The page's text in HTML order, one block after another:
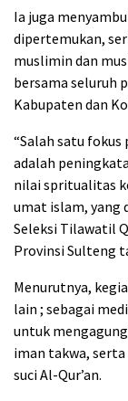
Ia juga
dipertemukan,
muslimin dan
bersama seluruh
Kabupaten dan
“Salah satu fokus
adalah
nilai spritualitas
umat islam, yang
Seleksi Tilawatil
Provinsi Sulteng
Menurutnya,
lain ; sebagai
untuk
iman takwa,
suci Al-Qur’an.